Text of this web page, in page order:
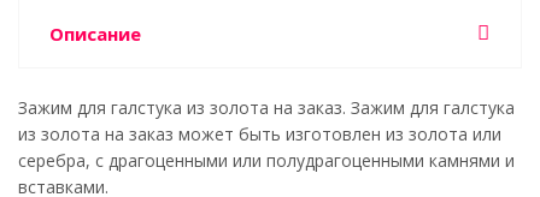
Описание
Зажим для галстука из золота на заказ. Зажим для галстука
из золота на заказ может быть изготовлен из золота или
серебра, с драгоценными или полудрагоценными камнями и
вставками.